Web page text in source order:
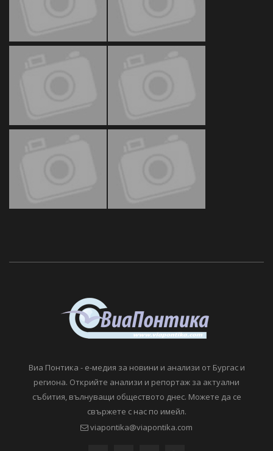
Виа Понтика - е-медия за новини и анализи от Бургас и
региона. Открийте анализи и репортаж за актуални
събития, вълнуващи обществото днес. Можете да се
свържете с нас по имейл.
viapontika@viapontika.com